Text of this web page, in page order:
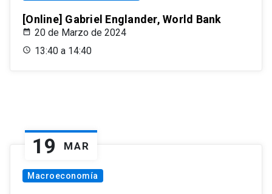
[Online] Gabriel Englander, World Bank
20 de Marzo de 2024
13:40 a 14:40
19 MAR
Macroeconomía